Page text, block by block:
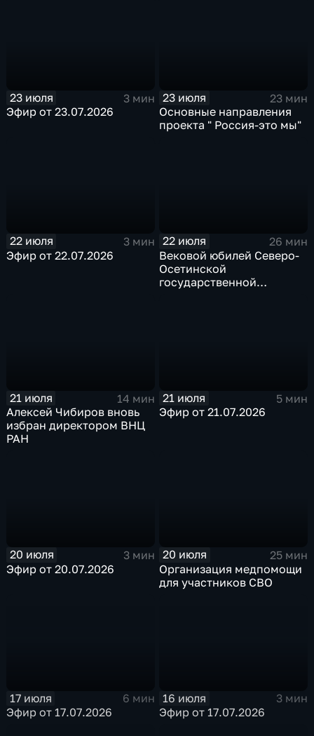
23 июля
3 мин
Эфир от 23.07.2026
23 июля
23 мин
Основные направления
проекта " Россия-это мы"
22 июля
3 мин
Эфир от 22.07.2026
22 июля
26 мин
Вековой юбилей Северо-
Осетинской
государственной
21 июля
14 мин
Алексей Чибиров вновь
избран директором ВНЦ
РАН
21 июля
5 мин
Эфир от 21.07.2026
20 июля
3 мин
Эфир от 20.07.2026
20 июля
25 мин
Организация медпомощи
для участников СВО
17 июля
6 мин
Эфир от 17.07.2026
16 июля
3 мин
Эфир от 17.07.2026